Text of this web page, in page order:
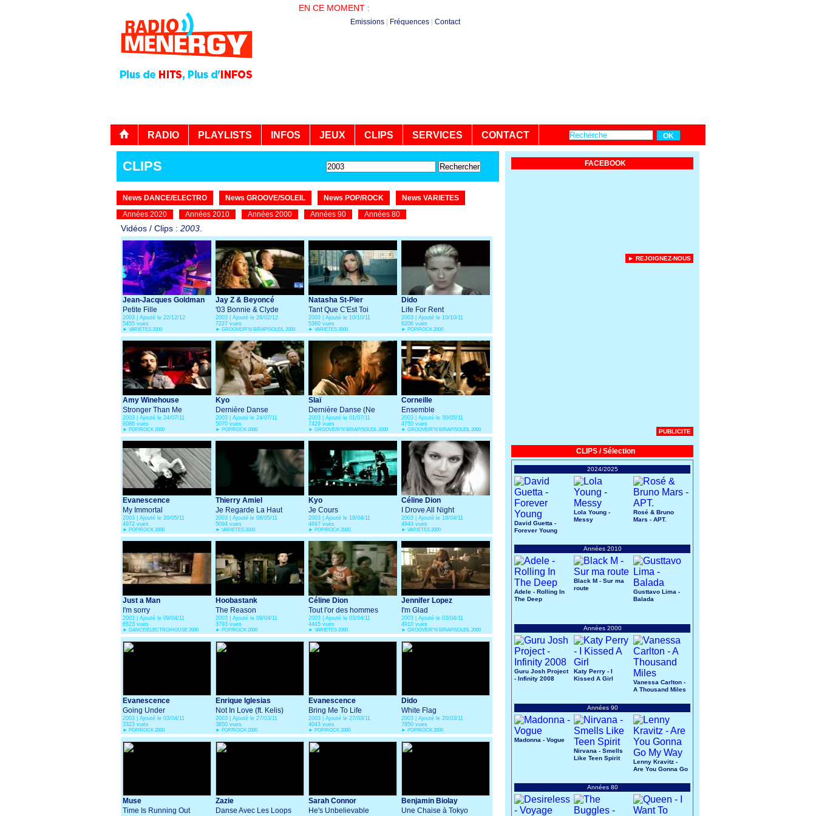
EN CE MOMENT :
Emissions Fréquences Contact
RADIO PLAYLISTS INFOS JEUX CLIPS SERVICES CONTACT
CLIPS
News DANCE/ELECTRO News GROOVE/SOLEIL News POP/ROCK
News VARIETES
Années 2020
Années 2010 Années 2000 Années 90 Années 80
Vidéos / Clips : 2003
Jean-Jacques Goldman
Petite Fille
2003 | Ajouté le 22/12/12
5455 vues
► VARIETES 2000
Jay Z & Beyoncé
'03 Bonnie & Clyde
2003 | Ajouté le 28/02/12
7227 vues
► GROOVE/R'N'B/RAP/SOLEIL 2000
Natasha St-Pier
Tant Que C'Est Toi
2003 | Ajouté le 10/10/11
5360 vues
► VARIETES 2000
Dido
Life For Rent
2003 | Ajouté le 10/10/11
6206 vues
► POP/ROCK 2000
Amy Winehouse
Stronger Than Me
2003 | Ajouté le 24/07/11
6086 vues
► POP/ROCK 2000
Kyo
Dernière Danse
2003 | Ajouté le 24/07/11
5070 vues
► POP/ROCK 2000
Slaï
Dernière Danse (Ne
Rentre Pas Chez Toi Ce
Soir)
2003 | Ajouté le 01/07/11
7429 vues
► GROOVE/R'N'B/RAP/SOLEIL 2000
Corneille
Ensemble
2003 | Ajouté le 30/05/11
4750 vues
► GROOVE/R'N'B/RAP/SOLEIL 2000
Evanescence
My Immortal
2003 | Ajouté le 20/05/11
4972 vues
► POP/ROCK 2000
Thierry Amiel
Je Regarde La Haut
2003 | Ajouté le 08/05/11
5094 vues
► VARIETES 2000
Kyo
Je Cours
2003 | Ajouté le 18/04/11
4697 vues
► POP/ROCK 2000
Céline Dion
I Drove All Night
2003 | Ajouté le 18/04/11
4943 vues
► VARIETES 2000
Just a Man
I'm sorry
2003 | Ajouté le 09/04/11
6523 vues
► DANCE/ELECTRO/HOUSE 2000
Hoobastank
The Reason
2003 | Ajouté le 09/04/11
3793 vues
► POP/ROCK 2000
Céline Dion
Tout l'or des hommes
2003 | Ajouté le 03/04/11
4445 vues
► VARIETES 2000
Jennifer Lopez
I'm Glad
2003 | Ajouté le 03/04/11
4910 vues
► GROOVE/R'N'B/RAP/SOLEIL 2000
Evanescence
Going Under
2003 | Ajouté le 03/04/11
3323 vues
► POP/ROCK 2000
Enrique Iglesias
Not In Love (ft. Kelis)
2003 | Ajouté le 27/03/11
3850 vues
► POP/ROCK 2000
Evanescence
Bring Me To Life
2003 | Ajouté le 27/03/11
4043 vues
► POP/ROCK 2000
Dido
White Flag
2003 | Ajouté le 20/03/11
7850 vues
► POP/ROCK 2000
Muse
Time Is Running Out
Zazie
Danse Avec Les Loops
Sarah Connor
He's Unbelievable
Benjamin Biolay
Une Chaise à Tokyo
FACEBOOK
► REJOIGNEZ-NOUS
PUBLICITE
CLIPS / Sélection
2024/2025
David Guetta -
Forever Young
Lola Young -
Messy
Rosé & Bruno
Mars - APT.
Années 2010
Adele - Rolling In
The Deep
Black M - Sur ma
route
Gusttavo Lima -
Balada
Années 2000
Guru Josh Project
- Infinity 2008
Katy Perry - I
Kissed A Girl
Vanessa Carlton -
A Thousand Miles
Années 90
Madonna - Vogue
Nirvana - Smells
Like Teen Spirit
Lenny Kravitz -
Are You Gonna Go
Années 80